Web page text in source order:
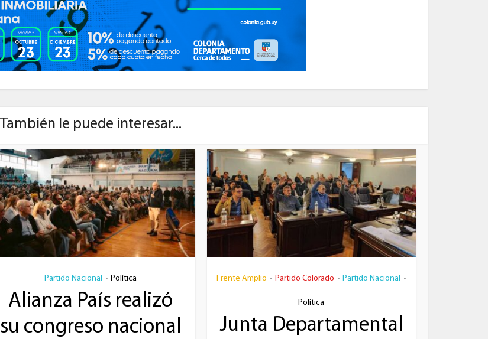
También le puede interesar...
Partido Nacional • Política
Alianza País realizó
su congreso nacional
Frente Amplio • Partido Colorado • Partido Nacional •
Política
Junta Departamental